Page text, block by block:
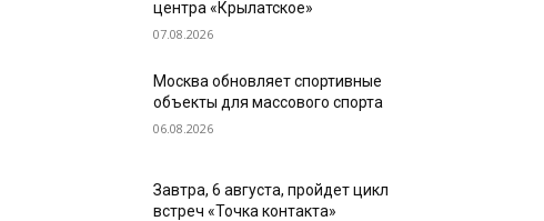
центра «Крылатское»
07.08.2026
Москва обновляет спортивные
объекты для массового спорта
06.08.2026
Завтра, 6 августа, пройдет цикл
встреч «Точка контакта»